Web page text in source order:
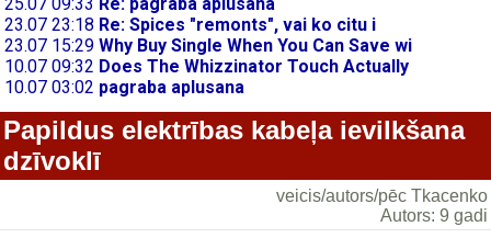
Papildus elektrības kabeļa ievilkšana
dzīvoklī
veicis/autors/pēc Tkacenko
Autors: 9 gadi